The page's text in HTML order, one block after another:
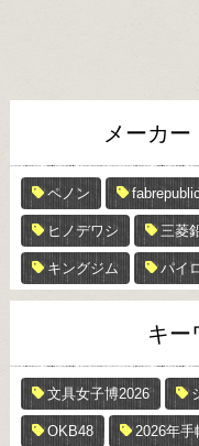
メーカ
ペノン fabrepublic
ヒノデワシ 三菱
キングジム パイ
キー
文具女子博2026
OKB48 2026年手